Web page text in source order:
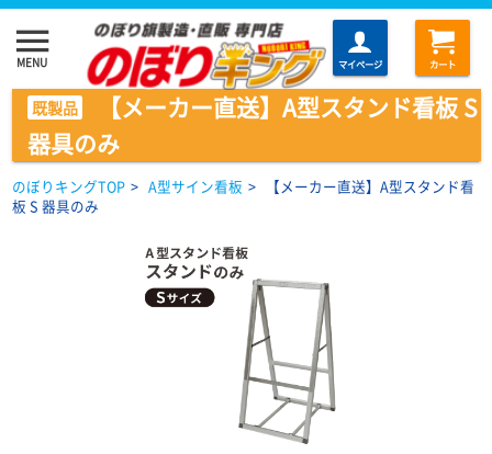
menu
MENU マイページ カート
既製品
【メーカー直送】A型スタンド看板 S
器具のみ
のぼりキングTOP > A型サイン看板 >
【メーカー直送】A型スタンド看
板 S 器具のみ